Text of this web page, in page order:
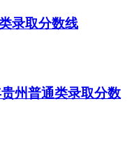
录取分数线
州普通类录取分数